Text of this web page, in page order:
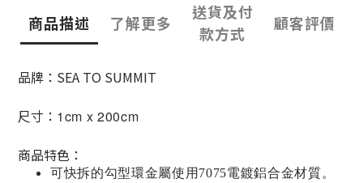
商品描述 了解更多
送貨及付
款方式
顧客評價
品牌：SEA TO SUMMIT
尺寸： 1cm x 200cm
商品特色：
可快拆的勾型環金屬使用7075電鍍鋁合金材質。